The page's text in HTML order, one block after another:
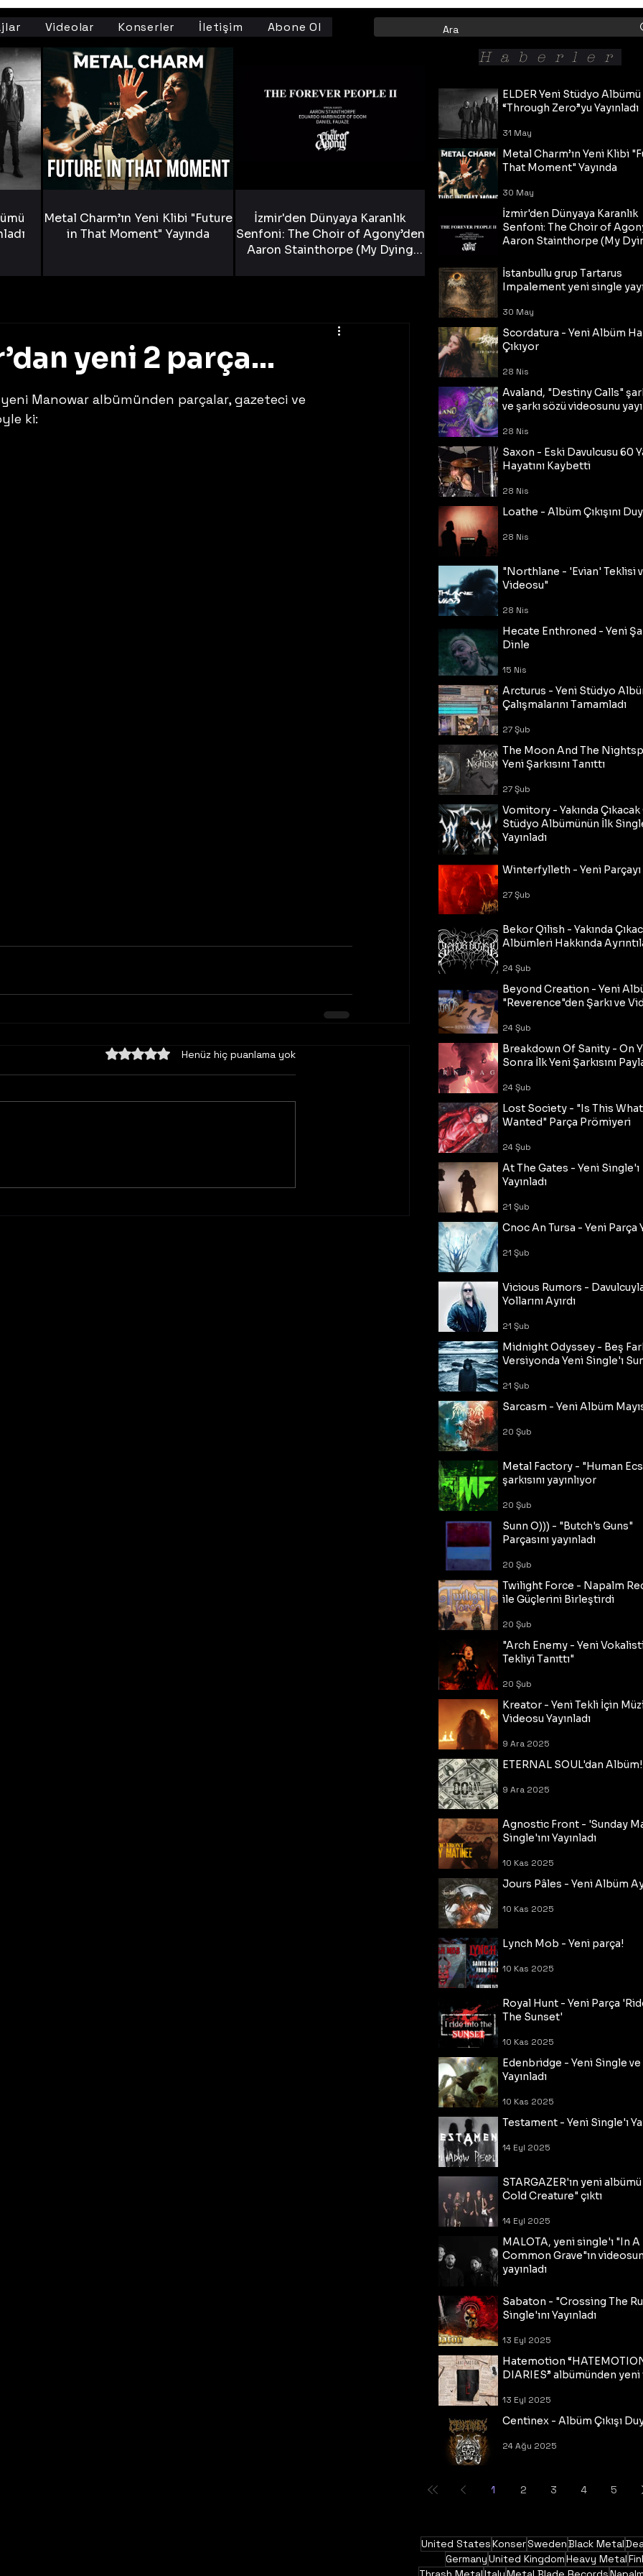
Videolar Konserler İletişim Abone Ol
yeni 2 parça…
yeni Manowar albümünden parçalar, gazeteci ve
ki:
5 üzerinden 0 yıldızHenüz hiç puanlama yok
Metal Charm’ın Yeni Klibi "Future
in That Moment" Yayında
İzmir'den Dünyaya Karanlık
Senfoni: The Choir of Agony’den
Aaron Stainthorpe (My Dying
ELDER Yeni Stüdyo Albümü
“Through Zero”yu Yayınladı
31 May
Metal Charm’ın Yeni Klibi
That Moment" Yayında
30 May
İzmir'den Dünyaya Karanlık
Senfoni: The Choir of
Aaron Stainthorpe (My
Tekli!
30 May
İstanbullu grup Tartarus
Impalement yeni single
30 May
Scordatura - Yeni Albüm
Çıkıyor
28 Nis
Avaland, "Destiny Calls"
ve şarkı sözü videosunu
28 Nis
Saxon - Eski Davulcusu 60
Hayatını Kaybetti
28 Nis
Loathe - Albüm Çıkışını
28 Nis
"Northlane - 'Evian' Teklisi
Videosu"
28 Nis
Hecate Enthroned - Yeni
Dinle
15 Nis
Arcturus - Yeni Stüdyo
Çalışmalarını Tamamladı
27 Şub
The Moon And The
Yeni Şarkısını Tanıttı
27 Şub
Vomitory - Yakında
Stüdyo Albümünün İlk
Yayınladı
Winterfylleth - Yeni Parçayı
27 Şub
Bekor Qilish - Yakında
Albümleri Hakkında
24 Şub
Beyond Creation - Yeni
"Reverence"den Şarkı ve
24 Şub
Breakdown Of Sanity - On
Sonra İlk Yeni Şarkısını
24 Şub
Lost Society - "Is This
Wanted" Parça Prömiyeri
24 Şub
At The Gates - Yeni Single'ı
Yayınladı
21 Şub
Cnoc An Tursa - Yeni Parça
21 Şub
Vicious Rumors -
Yollarını Ayırdı
21 Şub
Midnight Odyssey - Beş
Versiyonda Yeni Single'ı
21 Şub
Sarcasm - Yeni Albüm
20 Şub
Metal Factory - "Human
şarkısını yayınlıyor
20 Şub
Sunn O))) - "Butch's Guns"
Parçasını yayınladı
20 Şub
Twilight Force - Napalm
ile Güçlerini Birleştirdi
20 Şub
"Arch Enemy - Yeni
Tekliyi Tanıttı"
20 Şub
Kreator - Yeni Tekli İçin
Videosu Yayınladı
9 Ara 2025
ETERNAL SOUL'dan Albüm!
9 Ara 2025
Agnostic Front - 'Sunday
Single'ını Yayınladı
10 Kas 2025
Jours Pâles - Yeni Albüm
10 Kas 2025
Lynch Mob - Yeni parça!
10 Kas 2025
Royal Hunt - Yeni Parça
The Sunset'
10 Kas 2025
Edenbridge - Yeni Single
Yayınladı
10 Kas 2025
Testament - Yeni Single'ı
14 Eyl 2025
STARGAZER'ın yeni
Cold Creature" çıktı
14 Eyl 2025
MALOTA, yeni single'ı "In A
Common Grave"ın
yayınladı
Sabaton - "Crossing The
Single'ını Yayınladı
13 Eyl 2025
Hatemotion
DIARIES” albümünden
13 Eyl 2025
Centinex - Albüm Çıkışı
24 Ağu 2025
1 2 3 4 5
United StatesKonserSwedenBlack Metal
GermanyUnited KingdomHeavy Metal
Haberler